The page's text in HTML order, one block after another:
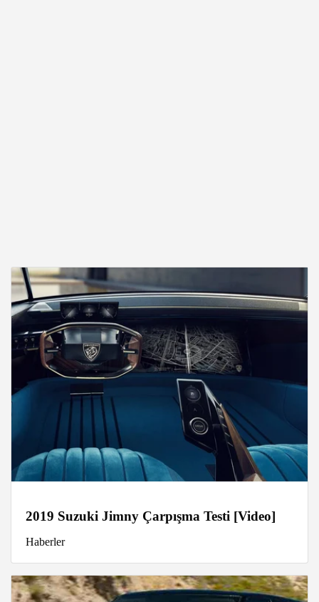
2019 Suzuki Jimny Çarpışma Testi [Video]
Haberler